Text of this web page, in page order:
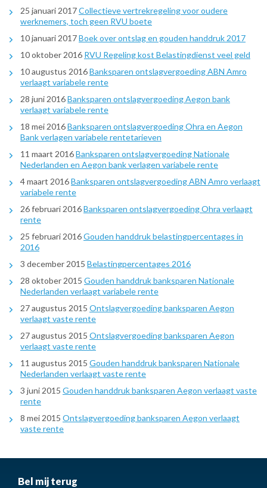
25 januari 2017Collectieve vertrekregeling voor oudere
werknemers, toch geen RVU boete
10 januari 2017Boek over ontslag en gouden handdruk 2017
10 oktober 2016 RVU Regeling kost Belastingdienst veel geld
10 augustus 2016Banksparen ontslagvergoeding ABN Amro
verlaagt variabele rente
28 juni 2016Banksparen ontslagvergoeding Aegon bank
verlaagt variabele rente
18 mei 2016Banksparen ontslagvergoeding Ohra en Aegon
Bank verlagen variabele rentetarieven
11 maart 2016Banksparen ontslagvergoeding Nationale
Nederlanden en Aegon bank verlagen variabele rente
4 maart 2016Banksparen ontslagvergoeding ABN Amro verlaagt
variabele rente
26 februari 2016Banksparen ontslagvergoeding Ohra verlaagt
rente
25 februari 2016Gouden handdruk belastingpercentages in
2016
3 december 2015 Belastingpercentages 2016
28 oktober 2015 Gouden handdruk banksparen Nationale
Nederlanden verlaagt variabele rente
27 augustus 2015 Ontslagvergoeding banksparen Aegon
verlaagt vaste rente
27 augustus 2015 Ontslagvergoeding banksparen Aegon
verlaagt vaste rente
11 augustus 2015 Gouden handdruk banksparen Nationale
Nederlanden verlaagt vaste rente
3 juni 2015 Gouden handdruk banksparen Aegon verlaagt vaste
rente
8 mei 2015 Ontslagvergoeding banksparen Aegon verlaagt
vaste rente
Bel mij terug